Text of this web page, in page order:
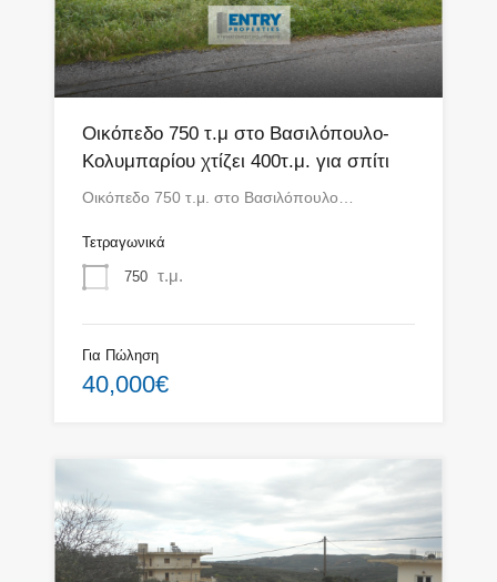
Οικόπεδο 750 τ.μ στo Βασιλόπουλο-
Κολυμπαρίου χτίζει 400τ.μ. για σπίτι
Οικόπεδο 750 τ.μ. στo Βασιλόπουλο…
Τετραγωνικά
750 τ.μ.
Για Πώληση
40,000€